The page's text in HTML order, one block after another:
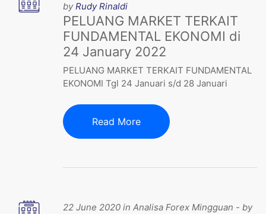
byRudy Rinaldi
PELUANG MARKET TERKAIT
FUNDAMENTAL EKONOMI di
24 January 2022
PELUANG MARKET TERKAIT FUNDAMENTAL
EKONOMI Tgl 24 Januari s/d 28 Januari
Read More
22 June 2020 in Analisa Forex Mingguan - by